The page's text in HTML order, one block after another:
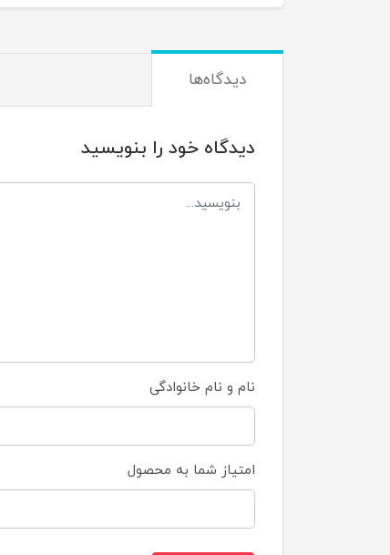
دیدگاه‌ها
دیدگاه خود را بنویسید
نام و نام خانوادگی
امتیاز شما به محصول